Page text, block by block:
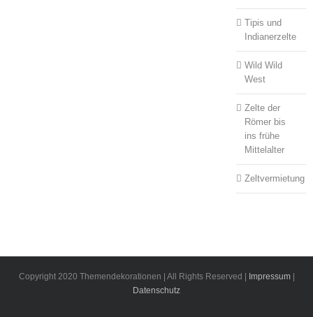
Tipis und
Indianerzelte
Wild Wild
West
Zelte der
Römer bis
ins frühe
Mittelalter
Zeltvermietung
Copyright 2020 Themendekorationen | All Rights Reserved | Impressum|
Datenschutz